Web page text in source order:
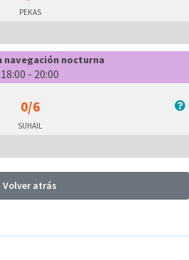
PEKAS
navegación nocturna
18:00 - 20:00
0/6
SUHAIL
Volver atrás